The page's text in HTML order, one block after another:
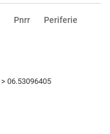
Pnrr Periferie
> 06.53096405